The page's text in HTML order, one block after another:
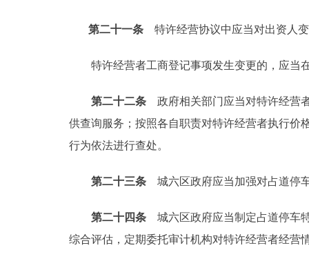
第二十一条 特许经营协议中应当对出资人
特许经营者工商登记事项发生变更的，应当
第二十二条 政府相关部门应当对特许经营
供查询服务；按照各自职责对特许经营者执行价
行为依法进行查处。
第二十三条 城六区政府应当加强对占道停
第二十四条 城六区政府应当制定占道停车
综合评估，定期委托审计机构对特许经营者经营